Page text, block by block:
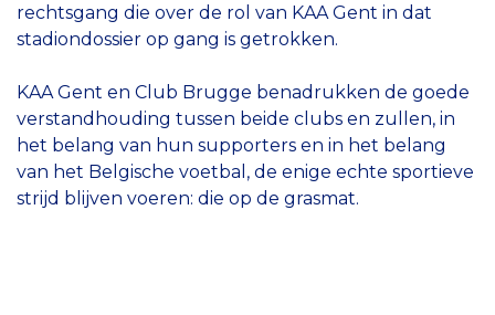
rechtsgang die over de rol van KAA Gent in dat
stadiondossier op gang is getrokken.
KAA Gent en Club Brugge benadrukken de goede
verstandhouding tussen beide clubs en zullen, in
het belang van hun supporters en in het belang
van het Belgische voetbal, de enige echte sportieve
strijd blijven voeren: die op de grasmat.